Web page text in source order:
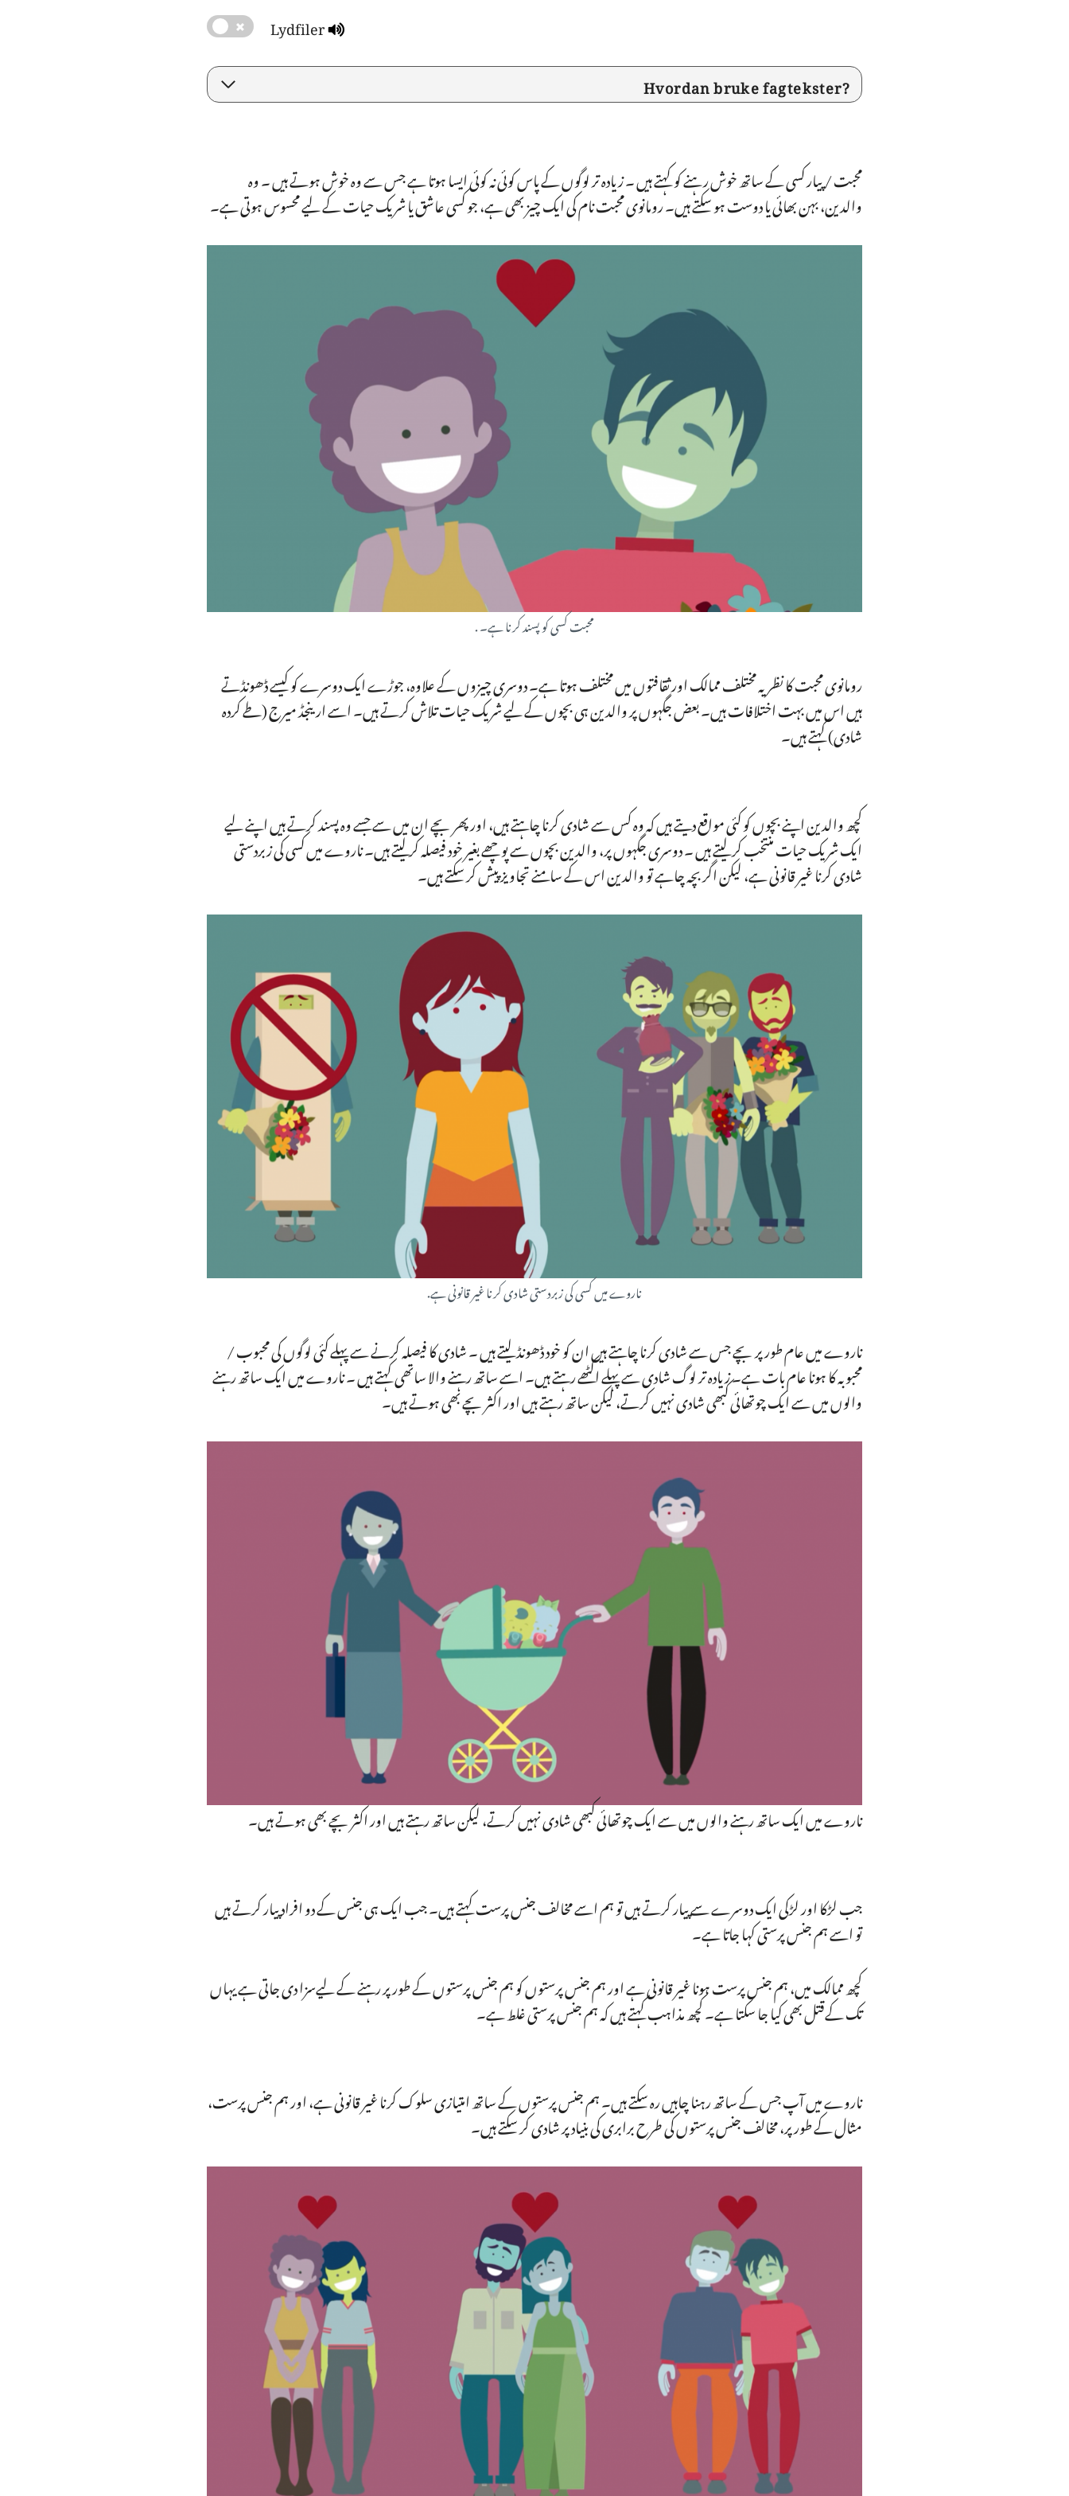
Lydfiler
Hvordan bruke fagtekster?
محبت / پیار کسی کے ساتھ خوش ر ہنے کو کہتے ہیں ۔ زیادہ تر لوگوں کے پاس کوئی نہ کوئی ایسا ہوتا ہے جس سے وہ خوش ہوتے ہیں ۔ وہ
والدین، بہن بھائی یا دوست ہو سکتے ہیں۔ رومانوی محبت نام کی ایک چیز بھی ہے، جو کسی عاشق یا شریک حیات کے لیے محسوس ہوتی ہے۔
محبت کسی کو پسند کرنا ہے۔ .
رومانوی محبت کا نظریہ مختلف ممالک اور ثقافتوں میں مختلف ہوتا ہے۔ دوسری چیزوں کے علاوہ، جوڑے ایک دوسرے کو کیسے ڈھونڈتے
ہیں اس میں بہت اختلافات ہیں۔ بعض جگہوں پر والدین ہی بچوں کے لیے شریک حیات تلاش کرتے ہیں۔ اسے ارینجڈ میرج (طے کردہ
شادی) کہتے ہیں۔
کچھ والدین اپنے بچوں کو کئی مواقع دیتے ہیں کہ وہ کس سے شادی کرنا چاہتے ہیں، اور پھر بچے ان میں سے جسے وہ پسند کرتے ہیں اپنے لیے
ایک شریک حیات منتخب کر لیتے ہیں ۔ دوسری جگہوں پر، والدین بچوں سے پوچھے بغیر خود فیصلہ کرلیتے ہیں۔ ناروے میں کسی کی زبردستی
شادی کرنا غیر قانونی ہے، لیکن اگر بچہ چاہے تو والدین اس کے سامنے تجاویز پیش کر سکتے ہیں۔
ناروے میں کسی کی زبردستی شادی کرنا غیر قانونی ہے.
ناروے میں عام طور پر بچے جس سے شادی کرنا چاہتے ہیں ان کو خود ڈھونڈ لیتے ہیں ۔ شادی کا فیصلہ کرنے سے پہلے کئی لوگوں کی محبوب /
محبوبہ کا ہونا عام بات ہے۔ زیادہ تر لوگ شادی سے پہلے اکٹھے رہتے ہیں۔ اسے ساتھ رہنے والا ساتھی کہتے ہیں ۔ ناروے میں ایک ساتھ رہنے
والوں میں سے ایک چوتھائی کبھی شادی نہیں کرتے، لیکن ساتھ رہتے ہیں اور اکثر بچے بھی ہوتے ہیں۔
ناروے میں ایک ساتھ رہنے والوں میں سے ایک چوتھائی کبھی شادی نہیں کرتے، لیکن ساتھ رہتے ہیں اور اکثر بچے بھی ہوتے ہیں۔
جب لڑکا اور لڑکی ایک دوسرے سے پیار کرتے ہیں تو ہم اسے مخالف جنس پرست کہتے ہیں۔ جب ایک ہی جنس کے دو افراد پیار کرتے ہیں
تو اسے ہم جنس پرستی کہا جاتا ہے۔
کچھ ممالک میں، ہم جنس پرست ہونا غیر قانونی ہے اور ہم جنس پرستوں کو ہم جنس پرستوں کے طور پر رہنے کے لیےسزا دی جاتی ہے یہاں
تک کےقتل بھی کیا جا سکتا ہے۔ کچھ مذاہب کہتے ہیں کہ ہم جنس پرستی غلط ہے۔
ناروے میں آپ جس کے ساتھ رہنا چاہیں رہ سکتے ہیں۔ ہم جنس پرستوں کے ساتھ امتیازی سلوک کرنا غیر قانونی ہے، اور ہم جنس پرست،
مثال کے طور پر، مخالف جنس پرستوں کی طرح برابری کی بنیاد پر شادی کر سکتے ہیں۔